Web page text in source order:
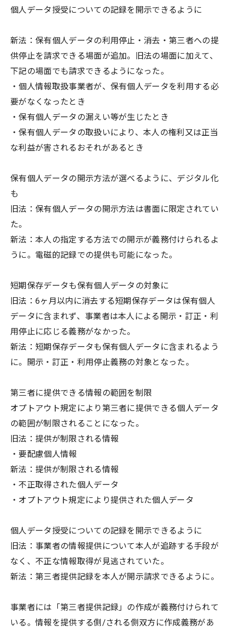
個人データ授受についての記録を開示できるように
新法：保有個人データの利用停止・消去・第三者への提
供停止を請求できる場面が追加。旧法の場面に加えて、
下記の場面でも請求できるようになった。
・個人情報取扱事業者が、保有個人データを利用する必
要がなくなったとき
・保有個人データの漏えい等が生じたとき
・保有個人データの取扱いにより、本人の権利又は正当
な利益が害されるおそれがあるとき
保有個人データの開示方法が選べるように、デジタル化
も
旧法：保有個人データの開示方法は書面に限定されてい
た。
新法：本人の指定する方法での開示が義務付けられるよ
うに。電磁的記録での提供も可能になった。
短期保存データも保有個人データの対象に
旧法：6ヶ月以内に消去する短期保存データは保有個人
データに含まれず、事業者は本人による開示・訂正・利
用停止に応じる義務がなかった。
新法：短期保存データも保有個人データに含まれるよう
に。開示・訂正・利用停止義務の対象となった。
第三者に提供できる情報の範囲を制限
オプトアウト規定により第三者に提供できる個人データ
の範囲が制限されることになった。
旧法：提供が制限される情報
・要配慮個人情報
新法：提供が制限される情報
・不正取得された個人データ
・オプトアウト規定により提供された個人データ
個人データ授受についての記録を開示できるように
旧法：事業者の情報提供について本人が追跡する手段が
なく、不正な情報取得が見逃されていた。
新法：第三者提供記録を本人が開示請求できるように。
事業者には「第三者提供記録」の作成が義務付けられて
いる。情報を提供する側/される側双方に作成義務があ